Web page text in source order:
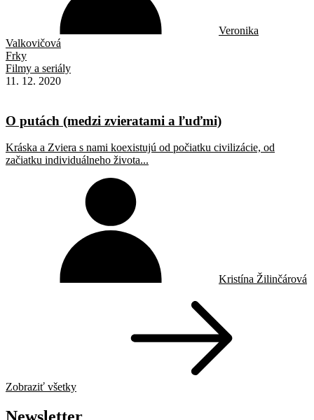
Veronika
Valkovičová
Frky
Filmy a seriály
11. 12. 2020
O putách (medzi zvieratami a ľuďmi)
Kráska a Zviera s nami koexistujú od počiatku civilizácie, od
začiatku individuálneho života...
Kristína Žilinčárová
Zobraziť všetky